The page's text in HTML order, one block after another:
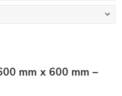
mm x 600 mm –